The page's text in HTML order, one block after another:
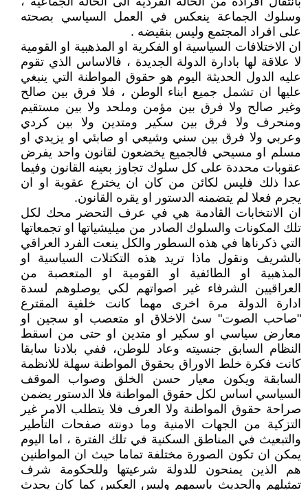
وسلوك الجماعة ينعكس في العمل السياسي بصحته
على افراد المجتمع وليس بنقيضه .
ان الاختلافات السياسية او الفكرية او المذهبية او القومية
لا علاقة لها بادارة الدولة الجديدة ، فالاساس الذي تقوم
عليه الدول الحديثة اليوم هو حقوق المواطنة التي ينبغي
عليها ان تشمل جميع ابناء الوطن ، فلا فرق بين صالح
وغير صالح ولا فرق بين مؤمن وملحد ولا بين مستقيم
ومنحرف ولا فرق بين سكير ومتدين ولا بين كردي
وعربي ولا فرق بين سني وشيعي او صابئي او يزيدي او
مسلم او مسيحي فالجميع يخضعون لقانون واحد يفرض
عقوبات محددة على كل سلوك تجاوز بعينه القانون وفيما
عدا ذلك فليس لكائن من كان ان يخترع عقوبة او ان
يجرم فعلا لم يتضمنه الدستور او يقره القانون.
ان الانتخابات القادمة هي في عرف التحضر محك لكل
تلك المكونات والسلوك الصادر من ميليشياتها او تجمعاتها
التي ذكرناها في هذه السطور والكل ينعت الفرد العراقي
بالشريف ونقول ماذا تريد هذه التكتلات السياسية او
المذهبية او الطائفية او القومية او المتعصبة من
العراقيين الشرفاء غير اصواتهم لكي يوصلوهم لسدة
ادارة الدولة مرة اخرى مهما كانت خلفية المقترع
"صاحب الصوت" سئ الاخلاق او متعصب او سجين او
معارض سياسي او سكير او متدين او حتى من اسقط
النظام السابق جنسيته وعاد للوطن، ففي بلادنا سابقا
كانت فكرة خلط الاوراق بحقوق المواطنة سهلة للانظمة
السابقة ويكون معيار حسن الخلق وصواب الموقف
السياسي اساس لكل حقوق المواطنة فلا الدستور يضمن
صراحة حقوق المواطنة ولا العرف فلا يتطلب الامر غير
التزكية من الجهات الامنية وما دونته صفحات التأطير
والتبعيث في المناطق السكنية في تلك الفترة ، اما اليوم
يمكن ان تكون الصورة مختلفة تماما حيث ان المواطنين
هم الذين يمنحون للدولة شرعيتها وللحكومة شرف
تمثيلهم والحديث باسمهم وليس العكس كما كان يحدث